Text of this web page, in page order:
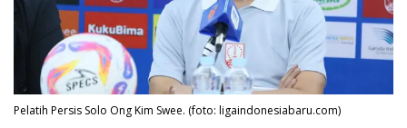
Pelatih Persis Solo Ong Kim Swee. (foto: ligaindonesiabaru.com)